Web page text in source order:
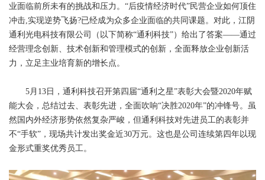
业面临前所未有的挑战和压力。“后疫情经济时代”民营企业如何顶住
冲击,实现逆势飞扬?已经成为众多企业面临的共同课题。对此，江阴
通利光电科技有限公司（以下简称“通利科技”）给出了答案——通过
经营理念创新、技术创新和管理模式的创新，全面释放企业创新活
力，立足主业培育新的增长点。
5月13日，通利科技召开第四届“通利之星”表彰大会暨2020年赋
能大会，总结过去、表彰先进，全面吹响“决胜2020年”的冲锋号。虽
然国内外经济形势依然复杂严峻，但通利科技对先进员工的表彰并
不“手软”，现场共计发出奖金近30万元。这也是公司连续第四年以现
金形式重奖优秀员工。